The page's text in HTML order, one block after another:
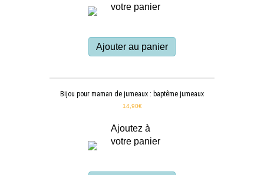
votre panier
Ajouter au panier
Bijou pour maman de jumeaux : baptême jumeaux
14,90€
Ajoutez à
votre panier